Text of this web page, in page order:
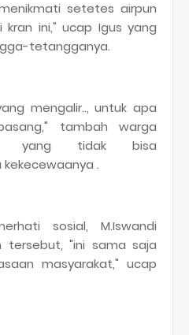
setetes airpun
ini," ucap Igus yang
tetangganya.
mengalir.., untuk apa
tambah warga
yang tidak bisa
.
sosial, M.Iswandi
tersebut, "ini sama saja
masyarakat," ucap